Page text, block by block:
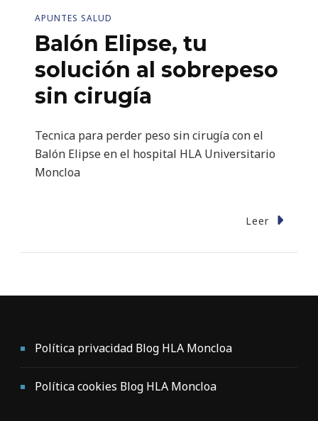
APUNTES SALUD
Balón Elipse, tu
solución al sobrepeso
sin cirugía
Tecnica para perder peso sin cirugía con el
Balón Elipse en el hospital HLA Universitario
Moncloa
Leer
Política privacidad Blog HLA Moncloa
Política cookies Blog HLA Moncloa